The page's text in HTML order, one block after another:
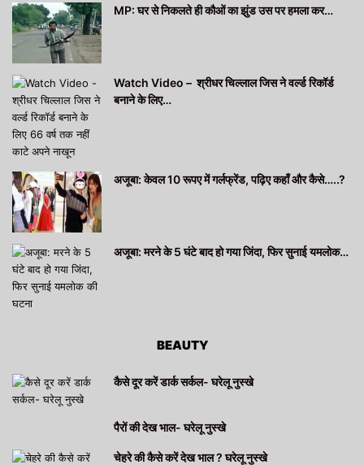
MP: घर से निकलते ही कौओं का झुंड उस पर हमला कर…
Watch Video – श्रीधर चिल्लाल जिस ने वर्ल्ड रिकॉर्ड
बनाने के लिए…
अजूबा: केवल 10 रूपए में गर्लफ्रेंड, पढ़िए कहाँ और कैसे…..?
अजूबा: मरने के 5 घंटे बाद हो गया जिंदा, फिर सुनाई यमलोक…
BEAUTY
कैसे दूर करें डार्क सर्कल- घरेलू नुस्खे
पैरों की देख भाल- घरेलू नुस्खे
चेहरे की कैसे करें देख भाल ? घरेलू नुस्खे